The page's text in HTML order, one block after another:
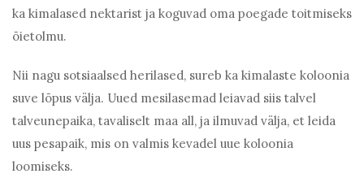
ka kimalased nektarist ja koguvad oma poegade toitmiseks
õietolmu.
Nii nagu sotsiaalsed herilased, sureb ka kimalaste koloonia
suve lõpus välja. Uued mesilasemad leiavad siis talvel
talveunepaika, tavaliselt maa all, ja ilmuvad välja, et leida
uus pesapaik, mis on valmis kevadel uue koloonia
loomiseks.